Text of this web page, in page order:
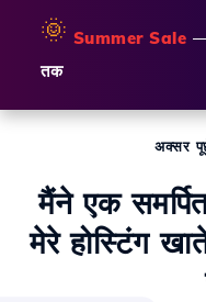
🌞 Summer Sale
तक
अक्सर
मैंने एक
मेरे होस्टिंग